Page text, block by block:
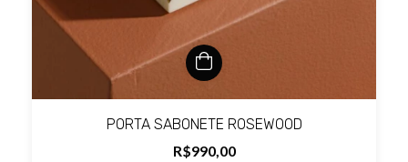
PORTA SABONETE ROSEWOOD
R$990,00